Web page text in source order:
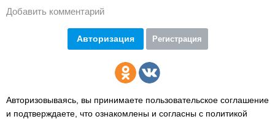
Добавить комментарий
Авторизация Регистрация
Авторизовываясь, вы принимаете пользовательское соглашение
и подтверждаете, что ознакомлены и согласны с политикой